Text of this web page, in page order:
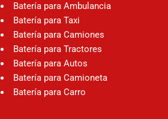
Batería para Ambulancia
Batería para Taxi
Batería para Camiones
Batería para Tractores
Batería para Autos
Batería para Camioneta
Batería para Carro